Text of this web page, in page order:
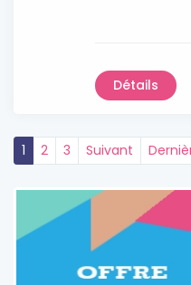
Détails
1 2 3 Suivant